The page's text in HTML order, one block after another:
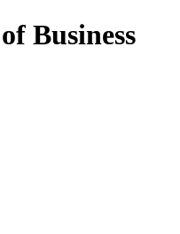
Business